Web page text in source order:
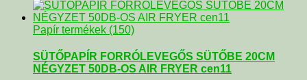
Papír termékek (150)
SÜTŐPAPÍR FORRÓLEVEGŐS SÜTŐBE 20CM
NÉGYZET 50DB-OS AIR FRYER cen11